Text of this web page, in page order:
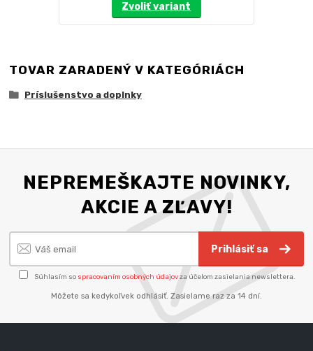
Zvoliť variant
TOVAR ZARADENÝ V KATEGÓRIÁCH
Príslušenstvo a doplnky
NEPREMEŠKAJTE NOVINKY,
AKCIE A ZĽAVY!
Prihlásiť sa
Súhlasím so spracovaním osobných údajovza účelom zasielania newslettera.
Môžete sa kedykoľvek odhlásiť. Zasielame raz za 14 dní.